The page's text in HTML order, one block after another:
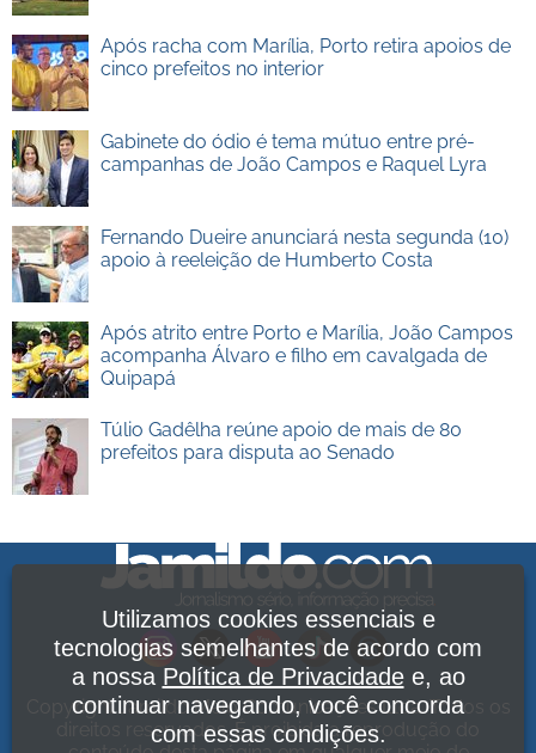
Após racha com Marília, Porto retira apoios de
cinco prefeitos no interior
Gabinete do ódio é tema mútuo entre pré-
campanhas de João Campos e Raquel Lyra
Fernando Dueire anunciará nesta segunda (10)
apoio à reeleição de Humberto Costa
Após atrito entre Porto e Marília, João Campos
acompanha Álvaro e filho em cavalgada de
Quipapá
Túlio Gadêlha reúne apoio de mais de 80
prefeitos para disputa ao Senado
Copyright Jamildo Melo Comunicações Ltda. Todos os
direitos reservados. É proibida a reprodução do
Utilizamos cookies essenciais e
tecnologias semelhantes de acordo com
a nossa Política de Privacidadee, ao
continuar navegando, você concorda
com essas condições.